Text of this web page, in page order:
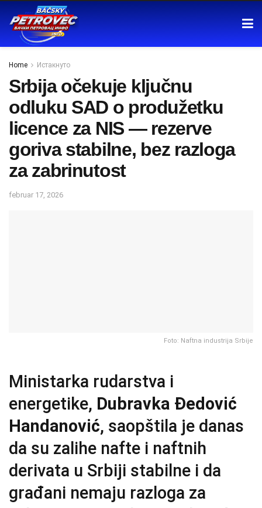
Home Истакнуто
Srbija očekuje ključnu
odluku SAD o produžetku
licence za NIS — rezerve
goriva stabilne, bez razloga
za zabrinutost
februar 17, 2026
Foto: Naftna industrija Srbije
Ministarka rudarstva i
energetike, Dubravka Đedović
Handanović, saopštila je danas
da su zalihe nafte i naftnih
derivata u Srbiji stabilne i da
građani nemaju razloga za